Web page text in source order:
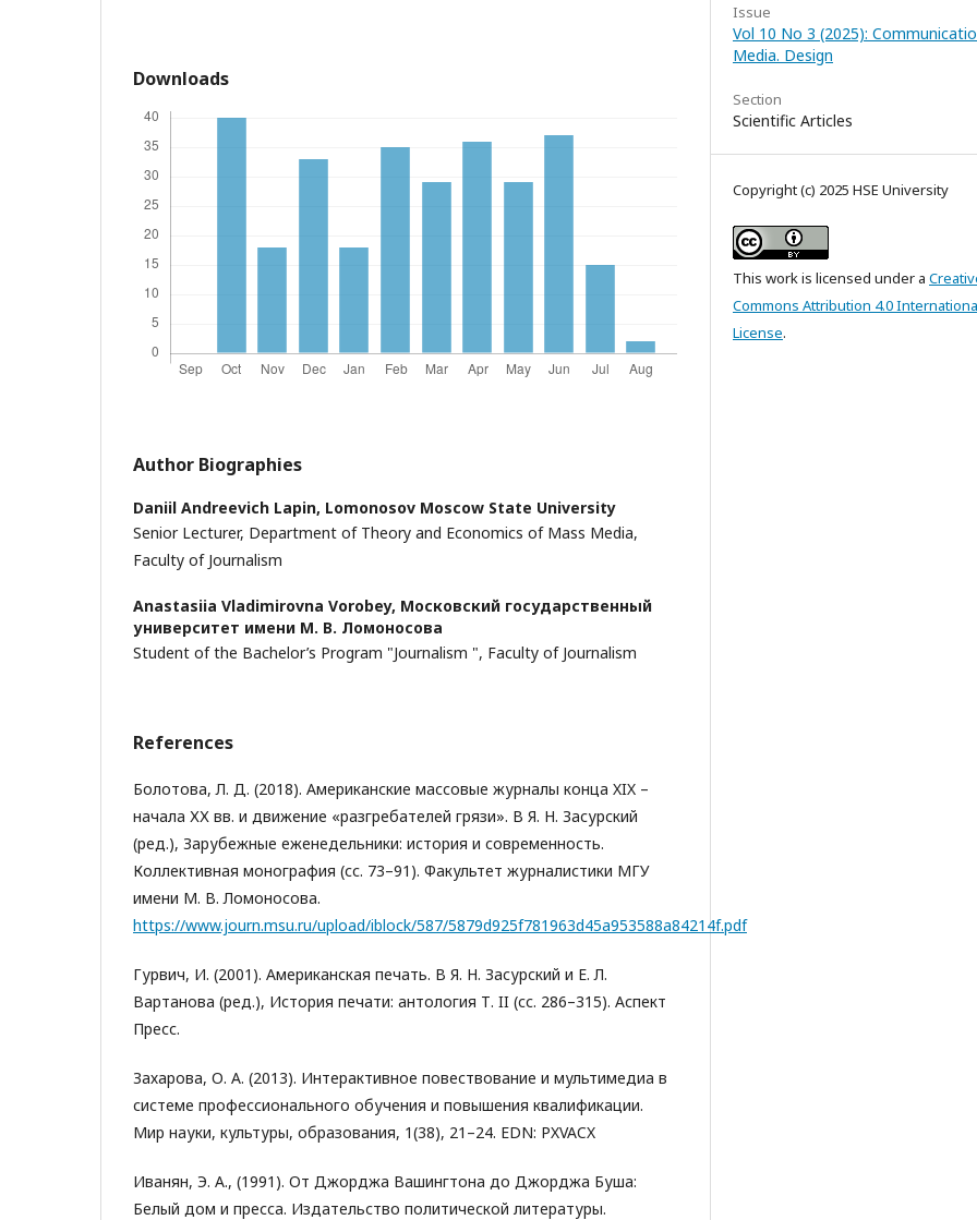
Downloads
Author Biographies
Daniil Andreevich Lapin, Lomonosov Moscow State University
Senior Lecturer, Department of Theory and Economics of Mass Media,
Faculty of Journalism
Anastasiia Vladimirovna Vorobey, Московский государственный
университет имени М. В. Ломоносова
Student of the Bachelor’s Program "Journalism ", Faculty of Journalism
References
Болотова, Л. Д. (2018). Американские массовые журналы конца XIX –
начала ХХ вв. и движение «разгребателей грязи». В Я. Н. Засурский
(ред.), Зарубежные еженедельники: история и современность.
Коллективная монография (сс. 73–91). Факультет журналистики МГУ
имени М. В. Ломоносова.
https://www.journ.msu.ru/upload/iblock/587/5879d925f781963d45a953588a84214f.pdf
Гурвич, И. (2001). Американская печать. В Я. Н. Засурский и Е. Л.
Вартанова (ред.), История печати: антология Т. II (сс. 286–315). Аспект
Пресс.
Захарова, О. А. (2013). Интерактивное повествование и мультимедиа в
системе профессионального обучения и повышения квалификации.
Мир науки, культуры, образования, 1(38), 21–24. EDN: PXVACX
Иванян, Э. А., (1991). От Джорджа Вашингтона до Джорджа Буша:
Белый дом и пресса. Издательство политической литературы.
Issue
Vol 10 No 3 (2025):
Media. Design
Section
Scientific Articles
Copyright (c) 2025 HSE University
This work is licensed under a
Commons Attribution 4.0
License.